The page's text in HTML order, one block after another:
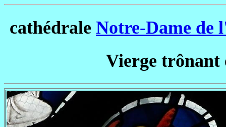
cathédrale Notre-Dame
Vierge trônant